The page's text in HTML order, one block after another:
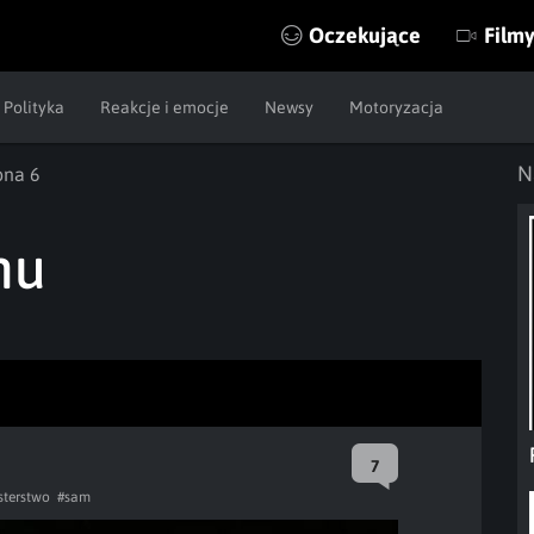
Oczekujące Filmy
Polityka Reakcje i emocje Newsy Motoryzacja
6
7
#sam